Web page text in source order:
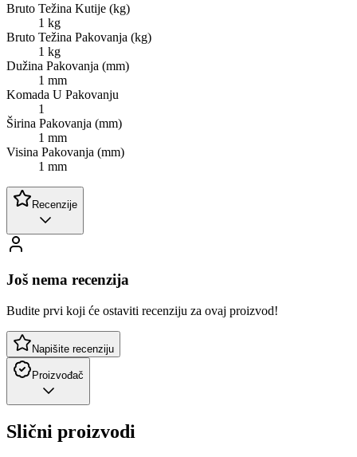
Bruto Težina Kutije (kg)
1 kg
Bruto Težina Pakovanja (kg)
1 kg
Dužina Pakovanja (mm)
1 mm
Komada U Pakovanju
1
Širina Pakovanja (mm)
1 mm
Visina Pakovanja (mm)
1 mm
Recenzije
Još nema recenzija
Budite prvi koji će ostaviti recenziju za ovaj proizvod!
Napišite recenziju
Proizvođač
Slični proizvodi